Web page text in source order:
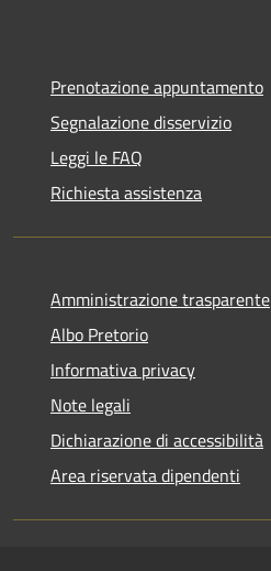
Prenotazione appuntamento
Segnalazione disservizio
Leggi le FAQ
Richiesta assistenza
Amministrazione trasparente
Albo Pretorio
Informativa privacy
Note legali
Dichiarazione di accessibilità
Area riservata dipendenti